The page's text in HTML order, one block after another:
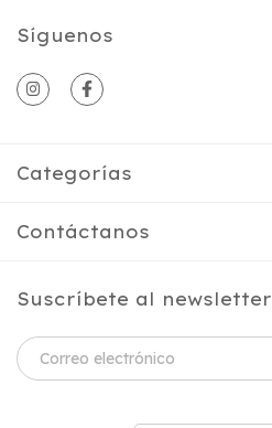
Síguenos
Categorías
Contáctanos
Suscríbete al newsletter